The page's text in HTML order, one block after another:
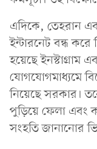
এদিকে, তেহরান
ইন্টারনেট বন্ধ
হয়েছে ইনস্টাগ্রাম
যোগযোগমাধ্যমে
নিয়েছে সরকার।
পুড়িয়ে ফেলা এবং
সংহতি জানানোর